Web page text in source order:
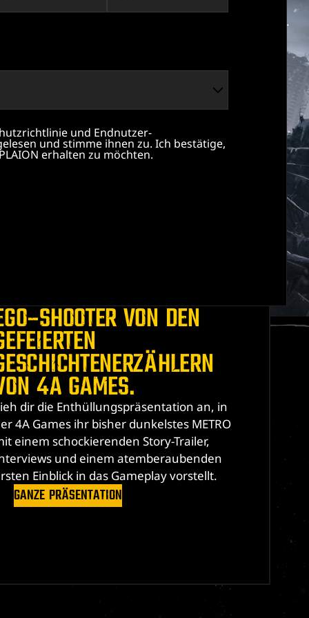
und Endnutzer-
und stimme ihnen zu. Ich bestätige,
erhalten zu möchten.
SHOOTER VON DEN
4A GAMES.
dir die Enthüllungspräsentation an, in
4A Games ihr bisher dunkelstes METRO
einem schockierenden Story-Trailer,
und einem atemberaubenden
Einblick in das Gameplay vorstellt.
GANZE PRÄSENTATION